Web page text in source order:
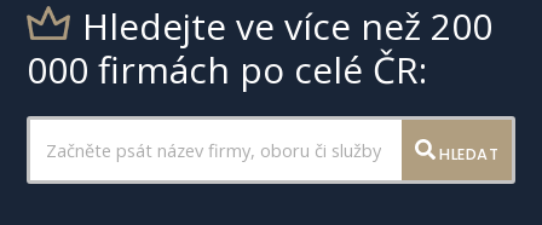
Hledejte ve více než 200
000 firmách po celé ČR:
HLEDAT